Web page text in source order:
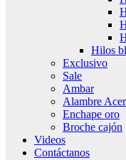
Hilos
Exclusivo
Sale
Ambar
Alambre
Enchape oro
Broche cajón
Videos
Contáctanos